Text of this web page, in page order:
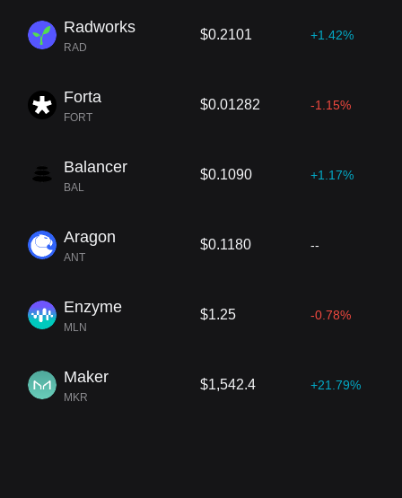
Radworks
RAD
$0.2101 +1.42%
Forta
FORT
$0.01282 -1.15%
Balancer
BAL
$0.1090 +1.17%
Aragon
ANT
$0.1180 --
Enzyme
MLN
$1.25 -0.78%
Maker
MKR
$1,542.4 +21.79%